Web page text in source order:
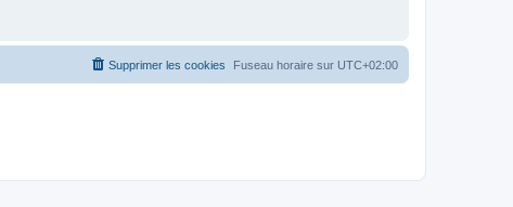
Fuseau horaire sur UTC+02:00
Supprimer les cookies